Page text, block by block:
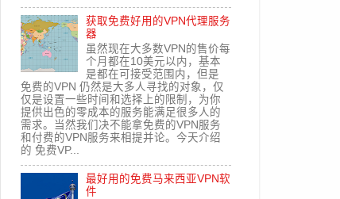
获取免费好用的VPN代理服务
器
虽然现在大多数VPN的售价每
个月都在10美元以内，基本
是都在可接受范围内，但是
免费的VPN 仍然是大多人寻找的对象，仅
仅是设置一些时间和选择上的限制，为你
提供出色的零成本的服务能满足很多人的
需求。当然我们决不能拿免费的VPN服务
和付费的VPN服务来相提并论。今天介绍
的 免费VP...
最好用的免费马来西亚VPN软
件